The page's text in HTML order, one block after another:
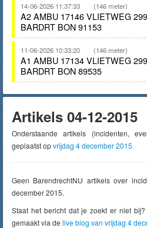
14-06-2026 11:37:33 (146 meter)
A2 AMBU 17146 VLIETWEG
BARDRT BON 91153
11-06-2026 10:33:20 (146 meter)
A1 AMBU 17134 VLIETWEG
BARDRT BON 89535
Artikels 04-12-2015
Onderstaande artikels (incidenten,
geplaatst opvrijdag 4 december 2015
Geen BarendrechtNU artikels over
december 2015.
Staat het bericht dat je zoekt er niet
gemaakt via de live blog van vrijdag 4